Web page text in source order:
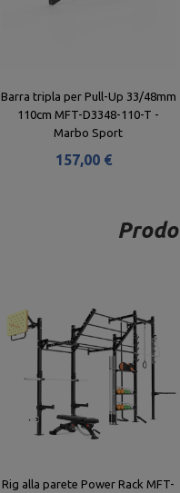
Barra tripla per Pull-Up 33/48mm
110cm MFT-D3348-110-T -
Marbo Sport
157,00 €
Rig alla parete Power Rack MFT-